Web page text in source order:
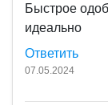
Быстрое
идеально
Ответить
07.05.2024